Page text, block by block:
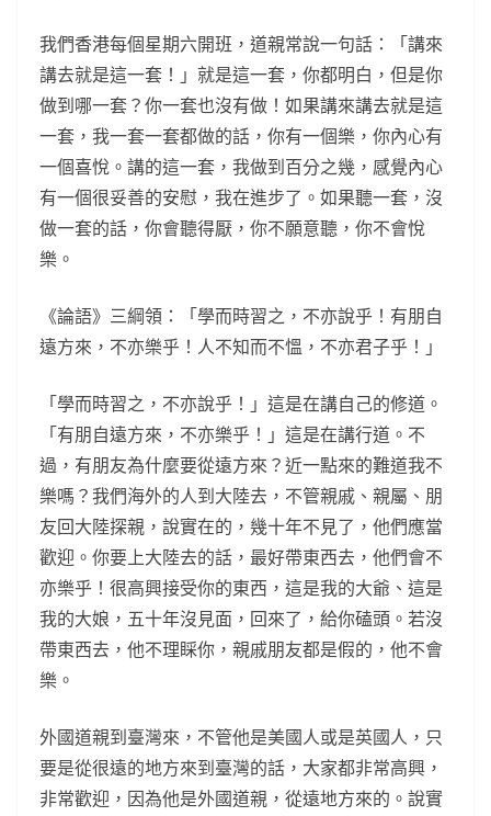
我們香港每個星期六開班，道親常說一句話：「講來
講去就是這一套！」就是這一套，你都明白，但是你
做到哪一套？你一套也沒有做！如果講來講去就是這
一套，我一套一套都做的話，你有一個樂，你內心有
一個喜悅。講的這一套，我做到百分之幾，感覺內心
有一個很妥善的安慰，我在進步了。如果聽一套，沒
做一套的話，你會聽得厭，你不願意聽，你不會悅
樂。
《論語》三綱領：「學而時習之，不亦說乎！有朋自
遠方來，不亦樂乎！人不知而不慍，不亦君子乎！」
「學而時習之，不亦說乎！」這是在講自己的修道。
「有朋自遠方來，不亦樂乎！」這是在講行道。不
過，有朋友為什麼要從遠方來？近一點來的難道我不
樂嗎？我們海外的人到大陸去，不管親戚、親屬、朋
友回大陸探親，說實在的，幾十年不見了，他們應當
歡迎。你要上大陸去的話，最好帶東西去，他們會不
亦樂乎！很高興接受你的東西，這是我的大爺、這是
我的大娘，五十年沒見面，回來了，給你磕頭。若沒
帶東西去，他不理睬你，親戚朋友都是假的，他不會
樂。
外國道親到臺灣來，不管他是美國人或是英國人，只
要是從很遠的地方來到臺灣的話，大家都非常高興，
非常歡迎，因為他是外國道親，從遠地方來的。說實